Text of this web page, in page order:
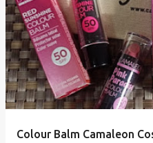
Colour Balm Camaleon